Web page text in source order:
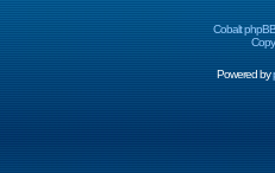
Cobalt
Powered by